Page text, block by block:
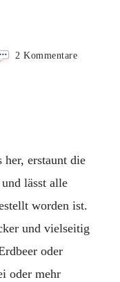
2 Kommentarezu
her, erstaunt die
lässt alle
worden ist.
und vielseitig
oder
oder mehr